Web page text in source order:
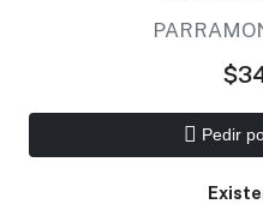
Pedir